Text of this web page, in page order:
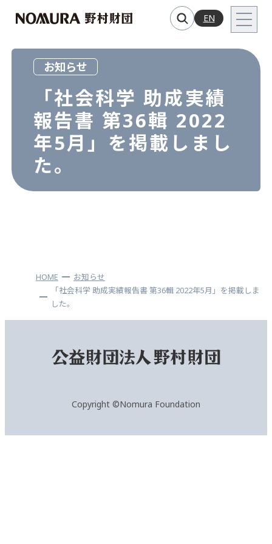
EN
お知らせ
「社会科学 助成実績
報告書 第36輯 2022
年5⽉」を掲載しまし
た。
HOME
お知らせ
「社会科学 助成実績報告書 第36輯 2022年5⽉」を掲載しま
した。
Copyright ©Nomura Foundation